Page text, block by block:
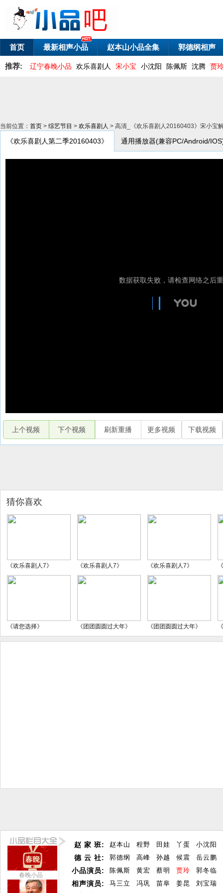
首页 最新相声小品 赵本山小品全集 郭德纲相声
推荐: 辽宁春晚小品 欢乐喜剧人 宋小宝 小沈阳 陈佩斯 沈腾 贾
当前位置： 首页 > 综艺节目 > 欢乐喜剧人 > 高清_《欢乐喜剧人20160403》宋小宝
《欢乐喜剧人第二季20160403》 通用播放器(兼容PC/Android/
上个视频 下个视频 刷新重播 更多视频 下载视频
猜你喜欢
《欢乐喜剧人7》 《欢乐喜剧人7》 《欢乐喜剧人7》
《请您选择》 《团团圆圆过大年》 《团团圆圆过大年》
春晚小品
赵 家 班:
德 云 社:
小品演员:
相声演员:
赵本山 程野 田娃 丫蛋
小沈阳
郭德纲
高峰 孙越 候震
岳云鹏
陈佩斯
黄宏 蔡明 贾玲
郭冬临
马三立
冯巩 苗阜 姜昆
刘宝瑞